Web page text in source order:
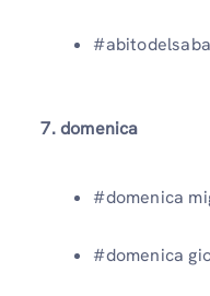
7. domenica
#domenica
#domenica